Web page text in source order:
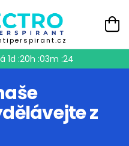
1d :20h :03m :23
z